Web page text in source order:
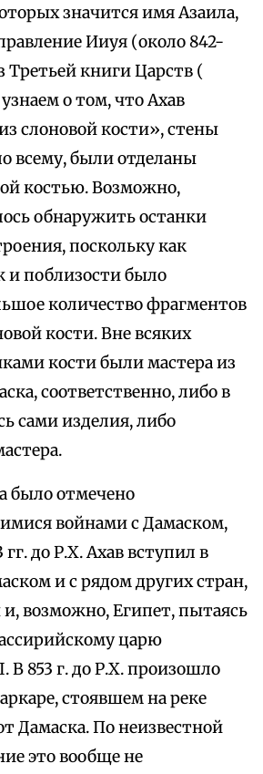
значится имя Азаила,
Ииуя (около 842-
Третьей книги Царств (
о том, что Ахав
слоновой кости», стены
всему, были отделаны
костью. Возможно,
обнаружить останки
поскольку как
и поблизости было
количество фрагментов
кости. Вне всяких
кости были мастера из
соответственно, либо в
сами изделия, либо
было отмечено
войнами с Дамаском,
гг. до Р.Х. Ахав вступил в
и с рядом других стран,
возможно, Египет, пытаясь
царю
В 853 г. до Р.Х. произошло
стоявшем на реке
Дамаска. По неизвестной
это вообще не